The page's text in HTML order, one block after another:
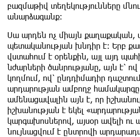
բազմաթիվ տեղեկությունները
անարձագանք:
Սա արդեն ոչ միայն քաղաքական,
պետականության խնդիր է։ Երբ
վստահում է օրենքին, այլ այդ
նժարների ծանրությանը, այն է՝
կողմում, ով՝ ընդդիմադիր
արդարության ամբողջ
ամենացավալին այն է, որ
իշխանության է եկել
կարգախոսներով, այսօր ավելի ու
նույնացվում է ընտրովի